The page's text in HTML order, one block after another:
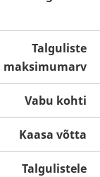
Talguliste
maksimumarv
Vabu kohti
Kaasa võtta
Talgulistele